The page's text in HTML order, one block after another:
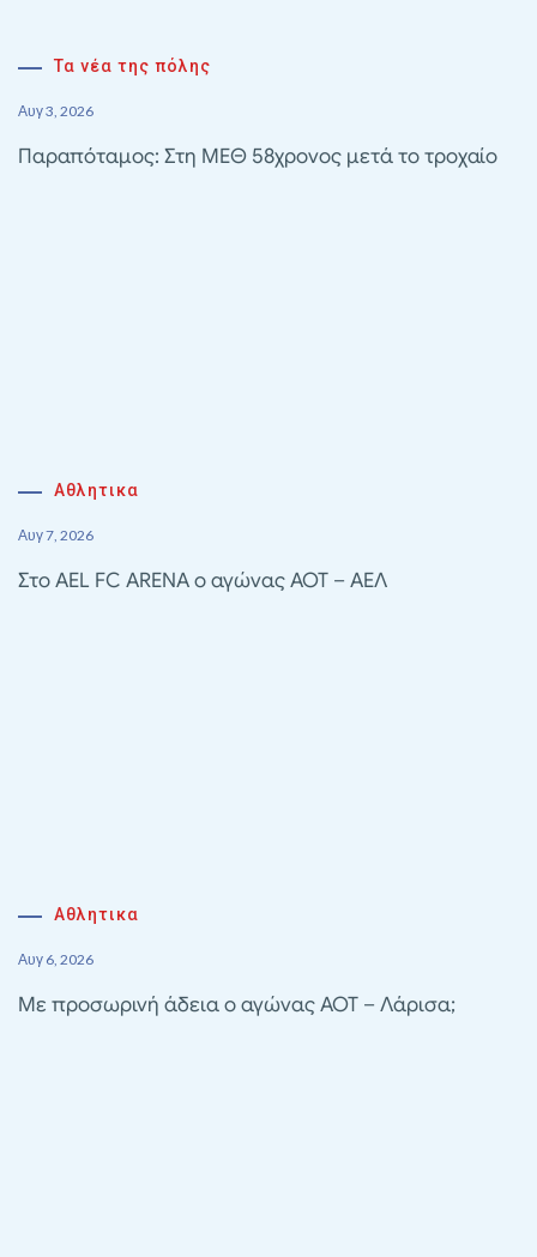
Τα νέα της πόλης
Αυγ 3, 2026
Παραπόταμος: Στη ΜΕΘ 58χρονος μετά το τροχαίο
Αθλητικα
Αυγ 7, 2026
Στο AEL FC ARENA ο αγώνας ΑΟΤ – ΑΕΛ
Αθλητικα
Αυγ 6, 2026
Με προσωρινή άδεια ο αγώνας ΑΟΤ – Λάρισα;